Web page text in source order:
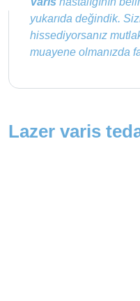
yukarıda değindik.
hissediyorsanız
muayene olmanızda
Lazer varis